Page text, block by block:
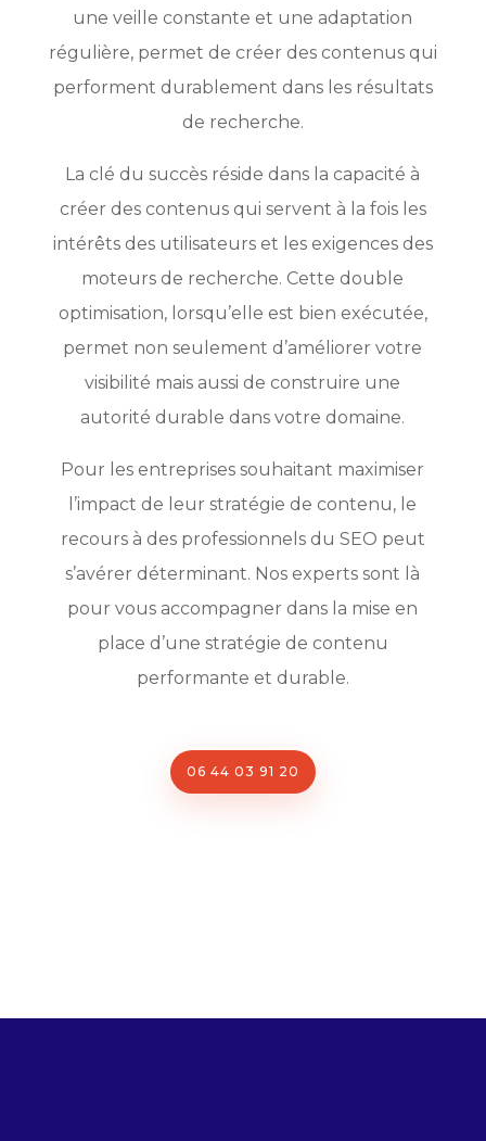
une veille constante et une adaptation
régulière, permet de créer des contenus qui
performent durablement dans les résultats
de recherche.
La clé du succès réside dans la capacité à
créer des contenus qui servent à la fois les
intérêts des utilisateurs et les exigences des
moteurs de recherche. Cette double
optimisation, lorsqu’elle est bien exécutée,
permet non seulement d’améliorer votre
visibilité mais aussi de construire une
autorité durable dans votre domaine.
Pour les entreprises souhaitant maximiser
l’impact de leur stratégie de contenu, le
recours à des professionnels du SEO peut
s’avérer déterminant. Nos experts sont là
pour vous accompagner dans la mise en
place d’une stratégie de contenu
performante et durable.
06 44 03 91 20